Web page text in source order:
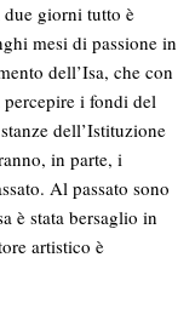
giorni tutto è
mesi di passione in
dell’Isa, che con
i fondi del
dell’Istituzione
in parte, i
Al passato sono
è stata bersaglio in
artistico è